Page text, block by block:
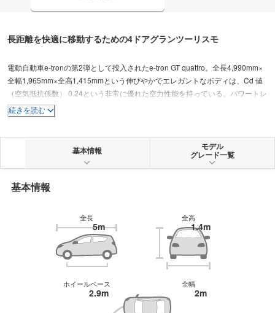
長距離を快適に移動するための4ドアグランツーリスモ
電動自動車e-tronの第2弾として投入されたe-tron GT quattro。全長4,990mm×
全幅1,965mm×全高1,415mmという伸びやかでエレガントなボディは、Cd 値
（空気抵抗係数） 0.24という非常に優れた空力性能を持っている。パワートレ
インは、前後にそれぞれ1基のモーターを配置し、システム最大出力350kW、
最大トルク640Nmを発生。圧倒的なパワーをエレクトリックquattroシステム
を融合したもので、アウディバーチャルコックピット（12.3 インチ）と セン
ターコンソールの大型タッチディスプレイ（10.1 インチ）を標準装備。後席は
2,900mmというロングホイールベースの恩恵で、大人2人が十分に寛げるスペ
ースが確保されている。その他ユニークな装備として、電子的に合成したe-
tronスポーツサウンドが搭載される。
続きを読む
基本情報 モデル
グレード一覧
基本情報
全長
5m
全高
1.4m
全幅
2m
ホイールベース
2.9m